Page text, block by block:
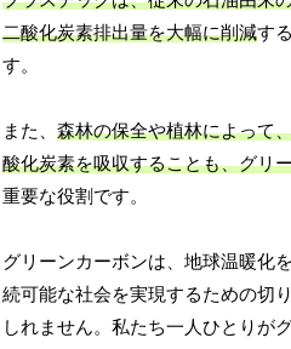
二酸化炭素排出量を大幅に削減す
す。
また、森林の保全や植林によって
酸化炭素を吸収することも、グリ
重要な役割です。
グリーンカーボンは、地球温暖化
続可能な社会を実現するための切
しれません。私たち一人ひとりが